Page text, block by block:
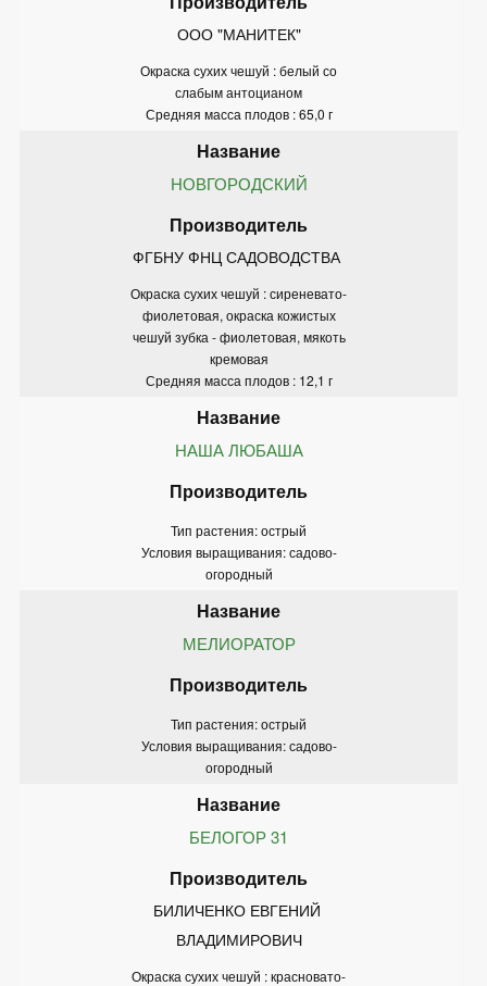
ООО "МАНИТЕК"
Окраска сухих чешуй : белый со
слабым антоцианом
Средняя масса плодов : 65,0 г
НОВГОРОДСКИЙ
ФГБНУ ФНЦ САДОВОДСТВА
Окраска сухих чешуй : сиреневато-
фиолетовая, окраска кожистых
чешуй зубка - фиолетовая, мякоть
кремовая
Средняя масса плодов : 12,1 г
НАША ЛЮБАША
Тип растения: острый
Условия выращивания: садово-
огородный
МЕЛИОРАТОР
Тип растения: острый
Условия выращивания: садово-
огородный
БЕЛОГОР 31
БИЛИЧЕНКО ЕВГЕНИЙ
ВЛАДИМИРОВИЧ
Окраска сухих чешуй : красновато-